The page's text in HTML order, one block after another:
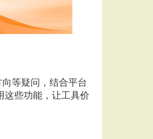
等疑问，结合平台
些功能，让工具价